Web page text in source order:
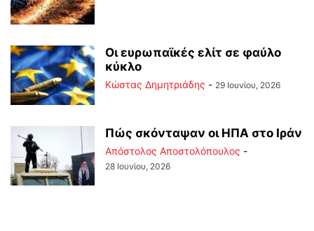
Οι ευρωπαϊκές ελίτ σε φαύλο
κύκλο
Kώστας Δημητριάδης - 29 Ιουνίου, 2026
Πώς σκόνταψαν οι ΗΠΑ στο Ιράν
Απόστολος Αποστολόπουλος -
28 Ιουνίου, 2026